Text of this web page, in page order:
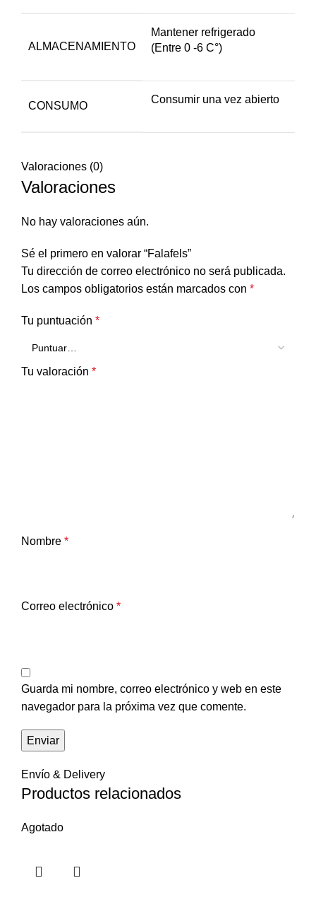
ALMACENAMIENTO
Mantener refrigerado
(Entre 0 -6 C°)
CONSUMO
Consumir una vez abierto
Valoraciones (0)
Valoraciones
No hay valoraciones aún.
Sé el primero en valorar “Falafels”
Tu dirección de correo electrónico no será publicada.
Los campos obligatorios están marcados con *
Tu puntuación *
Tu valoración *
Nombre *
Correo electrónico *
Guarda mi nombre, correo electrónico y web en este
navegador para la próxima vez que comente.
Envío & Delivery
Productos relacionados
Agotado